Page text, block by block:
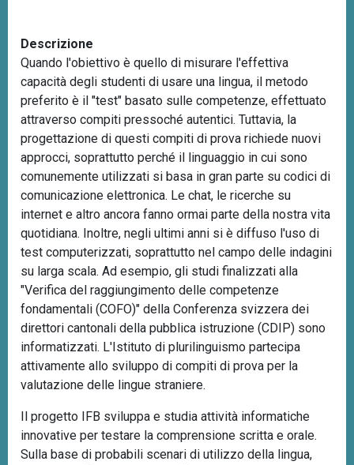
Descrizione
Quando l'obiettivo è quello di misurare l'effettiva
capacità degli studenti di usare una lingua, il metodo
preferito è il "test" basato sulle competenze, effettuato
attraverso compiti pressoché autentici. Tuttavia, la
progettazione di questi compiti di prova richiede nuovi
approcci, soprattutto perché il linguaggio in cui sono
comunemente utilizzati si basa in gran parte su codici di
comunicazione elettronica. Le chat, le ricerche su
internet e altro ancora fanno ormai parte della nostra vita
quotidiana. Inoltre, negli ultimi anni si è diffuso l'uso di
test computerizzati, soprattutto nel campo delle indagini
su larga scala. Ad esempio, gli studi finalizzati alla
"Verifica del raggiungimento delle competenze
fondamentali (COFO)" della Conferenza svizzera dei
direttori cantonali della pubblica istruzione (CDIP) sono
informatizzati. L'Istituto di plurilinguismo partecipa
attivamente allo sviluppo di compiti di prova per la
valutazione delle lingue straniere.
Il progetto IFB sviluppa e studia attività informatiche
innovative per testare la comprensione scritta e orale.
Sulla base di probabili scenari di utilizzo della lingua,